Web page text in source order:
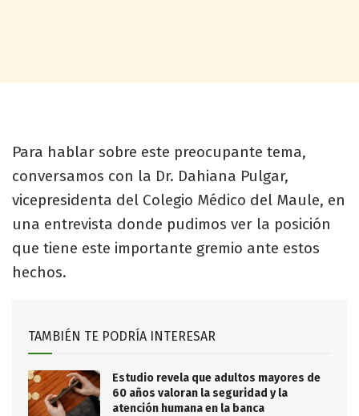
Para hablar sobre este preocupante tema,
conversamos con la Dr. Dahiana Pulgar,
vicepresidenta del Colegio Médico del Maule, en
una entrevista donde pudimos ver la posición
que tiene este importante gremio ante estos
hechos.
TAMBIÉN TE PODRÍA INTERESAR
Estudio revela que adultos mayores de
60 años valoran la seguridad y la
atención humana en la banca